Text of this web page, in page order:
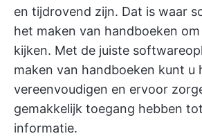
en tijdrovend zijn. Dat is waar
het maken van handboeken
kijken. Met de juiste
maken van handboeken kunt u
vereenvoudigen en ervoor
gemakkelijk toegang hebben
informatie.